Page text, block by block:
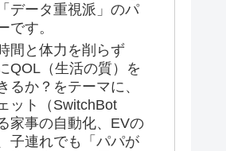
データ重視派」のパ
です。
間と体力を削らず
QOL（生活の質）を
るか？をテーマに、
ット（SwitchBot
家事の自動化、EVの
子連れでも「パパが